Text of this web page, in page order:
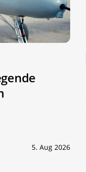
5. Aug 2026